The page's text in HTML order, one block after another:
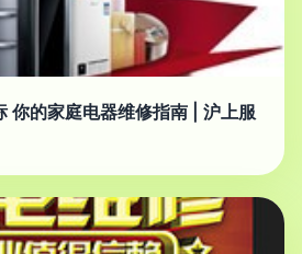
你的家庭电器维修指南 | 沪上服